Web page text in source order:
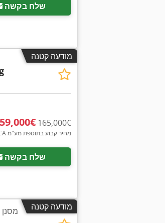
שלח בקשה
מודעה קטנה
בקש תמונות נוספות
‏159,000 ‏€ ‏165,000 ‏€
FCA מחיר קבוע בתוספת מע"מ
שלח בקשה
מודעה קטנה